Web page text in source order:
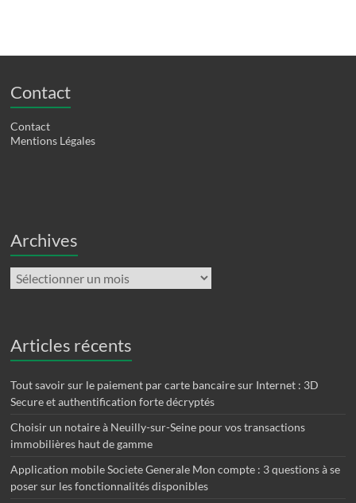
Contact
Contact
Mentions Légales
Archives
Archives
Articles récents
Tout savoir sur le paiement par carte bancaire sur Internet : 3D
Secure et authentification forte décryptés
Choisir un notaire à Neuilly-sur-Seine pour vos transactions
immobilières haut de gamme
Application mobile Societe Generale Mon compte : 3 questions à se
poser sur les fonctionnalités disponibles